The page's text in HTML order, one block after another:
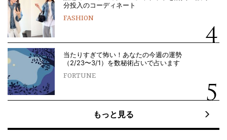
分投入のコーディネート
FASHION
当たりすぎて怖い！あなたの今週の運勢
（2/23〜3/1）を数秘術占いで占います
FORTUNE
もっと見る